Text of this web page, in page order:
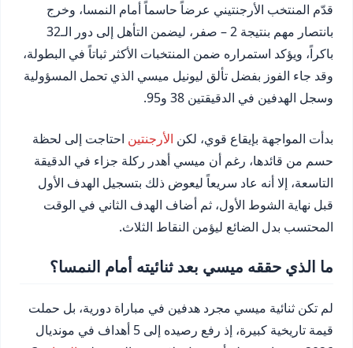
قدّم المنتخب الأرجنتيني عرضاً حاسماً أمام النمسا، وخرج
بانتصار مهم بنتيجة 2 – صفر، ليضمن التأهل إلى دور الـ32
باكراً، ويؤكد استمراره ضمن المنتخبات الأكثر ثباتاً في البطولة،
وقد جاء الفوز بفضل تألق ليونيل ميسي الذي تحمل المسؤولية
وسجل الهدفين في الدقيقتين 38 و95.
بدأت المواجهة بإيقاع قوي، لكن الأرجنتين احتاجت إلى لحظة
حسم من قائدها، رغم أن ميسي أهدر ركلة جزاء في الدقيقة
التاسعة، إلا أنه عاد سريعاً ليعوض ذلك بتسجيل الهدف الأول
قبل نهاية الشوط الأول، ثم أضاف الهدف الثاني في الوقت
المحتسب بدل الضائع ليؤمن النقاط الثلاث.
ما الذي حققه ميسي بعد ثنائيته أمام النمسا؟
لم تكن ثنائية ميسي مجرد هدفين في مباراة دورية، بل حملت
قيمة تاريخية كبيرة، إذ رفع رصيده إلى 5 أهداف في مونديال